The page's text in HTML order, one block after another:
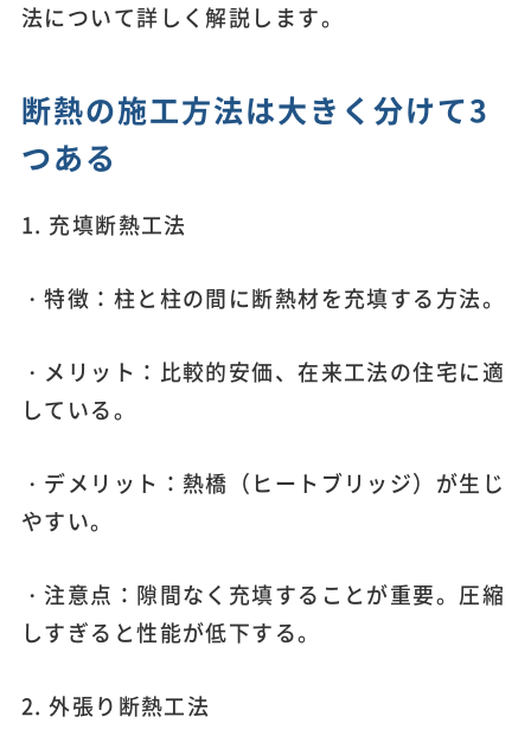
法について詳しく解説します。
断熱の施工方法は大きく分けて3
つある
1. 充填断熱工法
・特徴：柱と柱の間に断熱材を充填する方法。
・メリット：比較的安価、在来工法の住宅に適
している。
・デメリット：熱橋（ヒートブリッジ）が生じ
やすい。
・注意点：隙間なく充填することが重要。圧縮
しすぎると性能が低下する。
2. 外張り断熱工法